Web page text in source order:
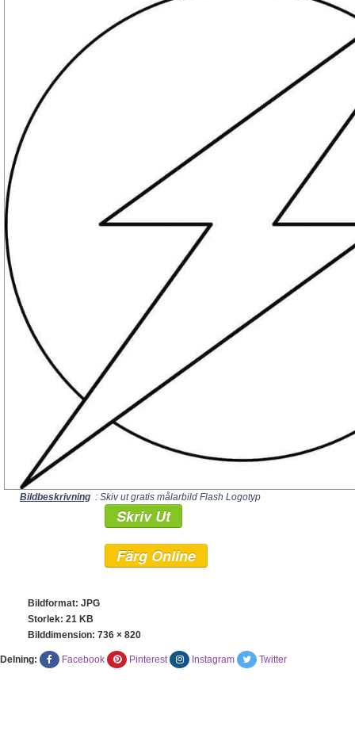
Bildbeskrivning : Skiv ut gratis målarbild Flash Logotyp
Skriv Ut
Färg Online
Bildformat: JPG
Storlek: 21 KB
Bilddimension: 736 × 820
Delning: Facebook Pinterest Instagram Twitter